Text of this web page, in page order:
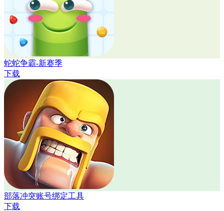
蛇蛇争霸-新赛季
下载
部落冲突账号绑定工具
下载